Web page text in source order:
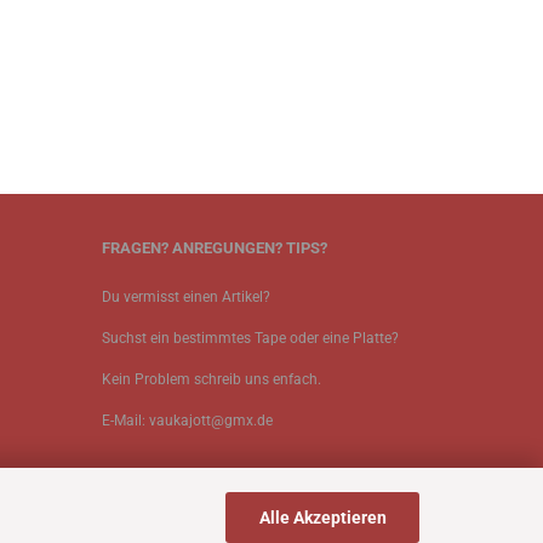
Alle Akzeptieren
FRAGEN? ANREGUNGEN? TIPS?
Du vermisst einen Artikel?
Suchst ein bestimmtes Tape oder eine Platte?
Kein Problem schreib uns enfach.
E-Mail: vaukajott@gmx.de